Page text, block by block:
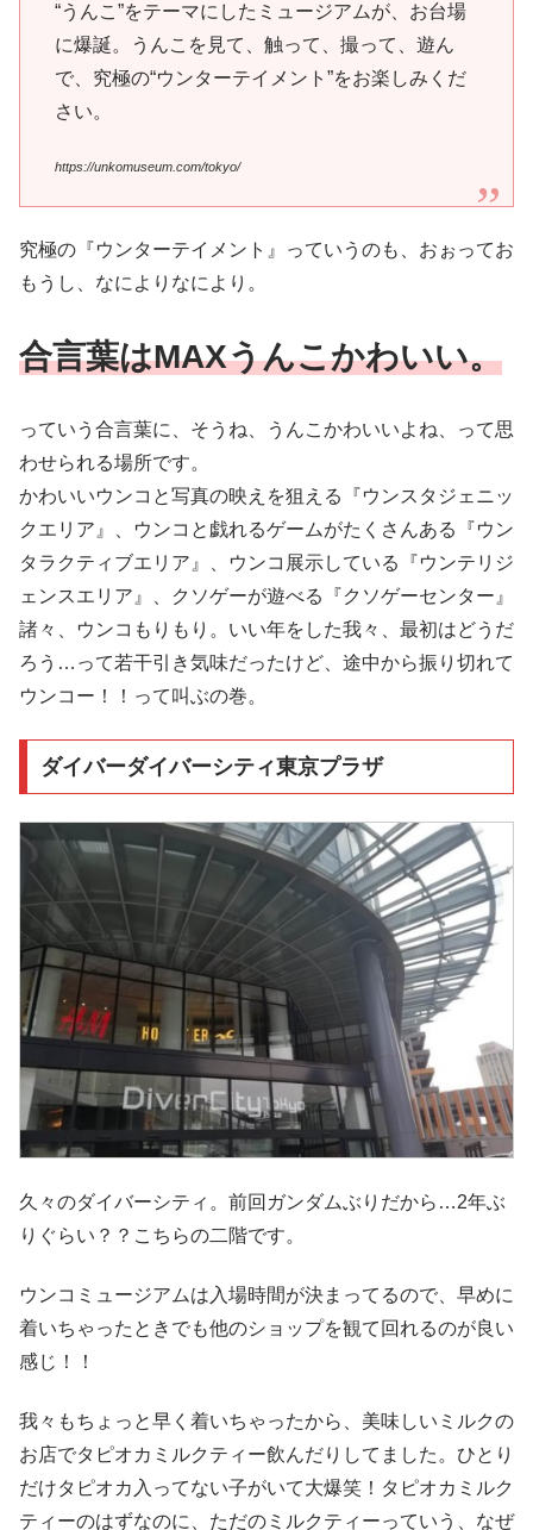
“うんこ”をテーマにしたミュージアムが、お台場
に爆誕。うんこを見て、触って、撮って、遊ん
で、究極の“ウンターテイメント”をお楽しみくだ
さい。
https://unkomuseum.com/tokyo/
究極の『ウンターテイメント』っていうのも、おぉってお
もうし、なによりなにより。
合言葉はMAXうんこかわいい。
っていう合言葉に、そうね、うんこかわいいよね、って思
わせられる場所です。
かわいいウンコと写真の映えを狙える『ウンスタジェニッ
クエリア』、ウンコと戯れるゲームがたくさんある『ウン
タラクティブエリア』、ウンコ展示している『ウンテリジ
ェンスエリア』、クソゲーが遊べる『クソゲーセンター』
諸々、ウンコもりもり。いい年をした我々、最初はどうだ
ろう…って若干引き気味だったけど、途中から振り切れて
ウンコー！！って叫ぶの巻。
ダイバーダイバーシティ東京プラザ
久々のダイバーシティ。前回ガンダムぶりだから…2年ぶ
りぐらい？？こちらの二階です。
ウンコミュージアムは入場時間が決まってるので、早めに
着いちゃったときでも他のショップを観て回れるのが良い
感じ！！
我々もちょっと早く着いちゃったから、美味しいミルクの
お店でタピオカミルクティー飲んだりしてました。ひとり
だけタピオカ入ってない子がいて大爆笑！タピオカミルク
ティーのはずなのに、ただのミルクティーっていう、なぜ